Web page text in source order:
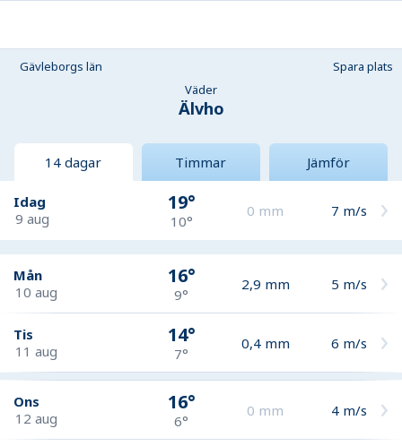
Gävleborgs län
Spara plats
Väder
Älvho
14 dagar Timmar Jämför
Idag
9 aug
19°
10°
0 mm 7 m/s
Mån
10 aug
16°
9°
2,9 mm 5 m/s
Tis
11 aug
14°
7°
0,4 mm 6 m/s
Ons
12 aug
16°
6°
0 mm 4 m/s